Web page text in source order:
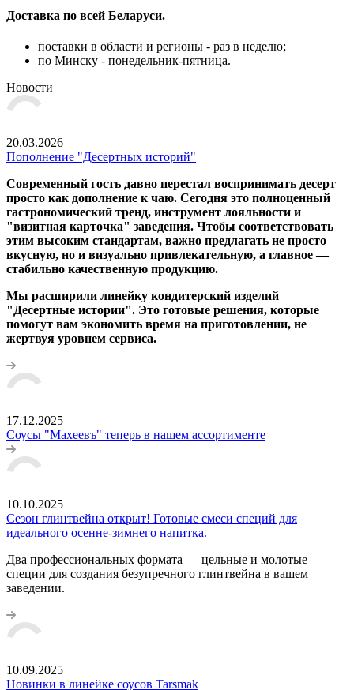
Доставка по всей Беларуси.
поставки в области и регионы - раз в неделю;
по Минску - понедельник-пятница.
Новости
20.03.2026
Пополнение "Десертных историй"
Современный гость давно перестал воспринимать десерт
просто как дополнение к чаю. Сегодня это полноценный
гастрономический тренд, инструмент лояльности и
"визитная карточка" заведения. Чтобы соответствовать
этим высоким стандартам, важно предлагать не просто
вкусную, но и визуально привлекательную, а главное —
стабильно качественную продукцию.
Мы расширили линейку кондитерский изделий
"Десертные истории". Это готовые решения, которые
помогут вам экономить время на приготовлении, не
жертвуя уровнем сервиса.
17.12.2025
Соусы "Махеевъ" теперь в нашем ассортименте
10.10.2025
Сезон глинтвейна открыт! Готовые смеси специй для
идеального осенне-зимнего напитка.
Два профессиональных формата — цельные и молотые
специи для создания безупречного глинтвейна в вашем
заведении.
10.09.2025
Новинки в линейке соусов Tarsmak